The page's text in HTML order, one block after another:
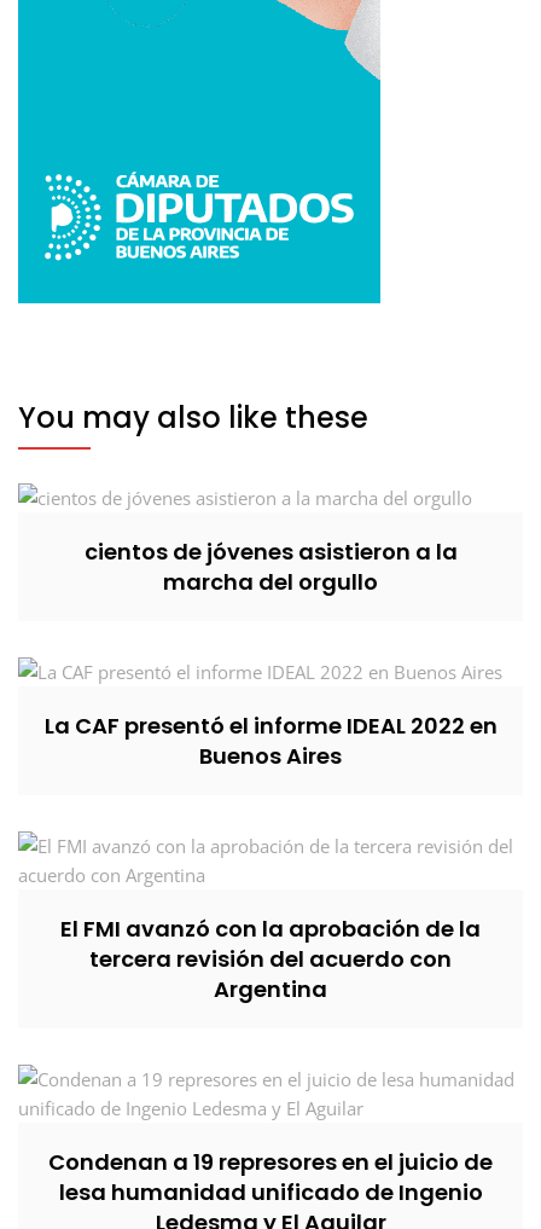
You may also like these
cientos de jóvenes asistieron a la
marcha del orgullo
La CAF presentó el informe IDEAL 2022 en
Buenos Aires
El FMI avanzó con la aprobación de la
tercera revisión del acuerdo con
Argentina
Condenan a 19 represores en el juicio de
lesa humanidad unificado de Ingenio
Ledesma y El Aguilar